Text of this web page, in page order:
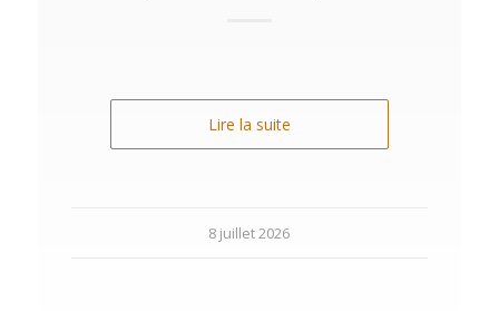
Lire la suite
8 juillet 2026